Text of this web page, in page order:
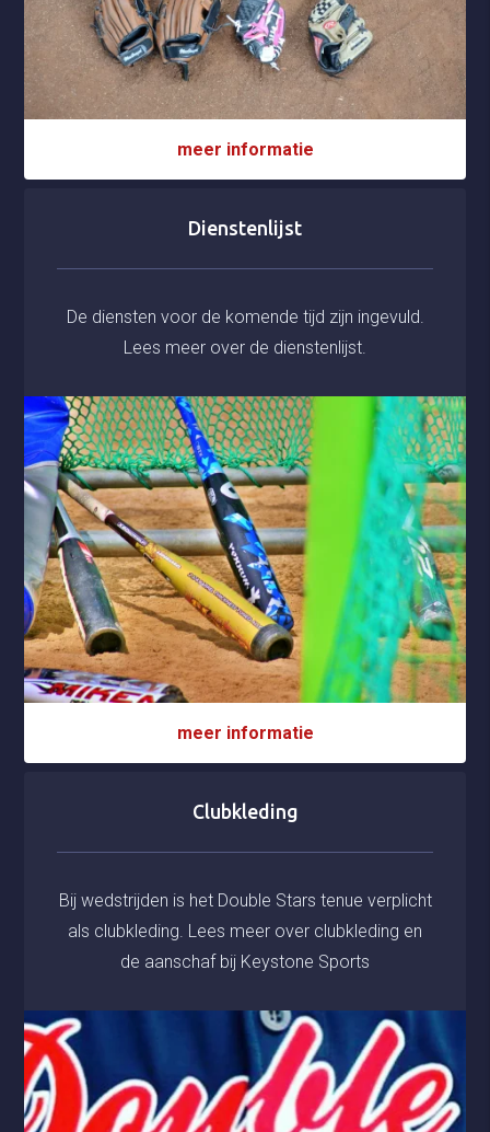
meer informatie
Dienstenlijst
De diensten voor de komende tijd zijn ingevuld.
Lees meer over de dienstenlijst.
meer informatie
Clubkleding
Bij wedstrijden is het Double Stars tenue verplicht
als clubkleding. Lees meer over clubkleding en
de aanschaf bij Keystone Sports